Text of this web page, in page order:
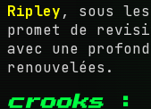
Ripley, sous
promet de
avec une
renouvelées.
crooks :